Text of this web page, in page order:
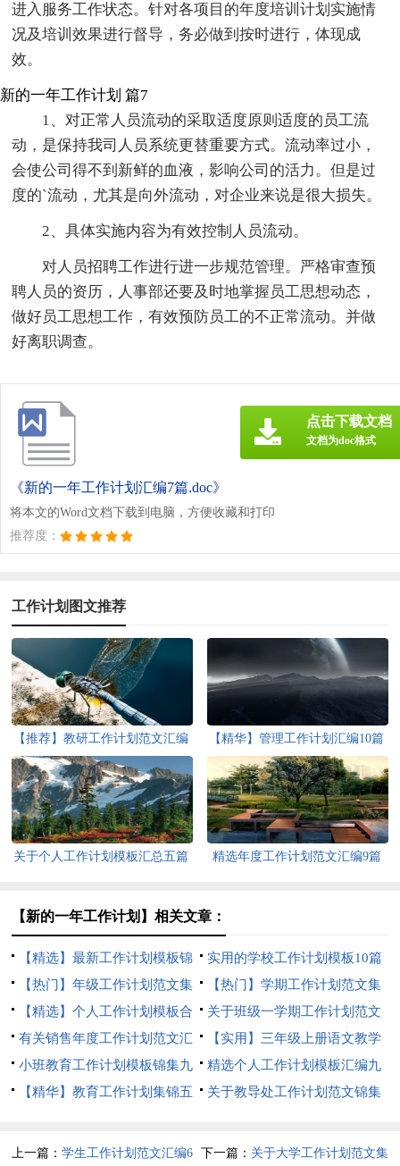
进入服务工作状态。针对各项目的年度培训计划实施情
况及培训效果进行督导，务必做到按时进行，体现成
效。
新的一年工作计划 篇7
1、对正常人员流动的采取适度原则适度的员工流
动，是保持我司人员系统更替重要方式。流动率过小，
会使公司得不到新鲜的血液，影响公司的活力。但是过
度的`流动，尤其是向外流动，对企业来说是很大损失。
2、具体实施内容为有效控制人员流动。
对人员招聘工作进行进一步规范管理。严格审查预
聘人员的资历，人事部还要及时地掌握员工思想动态，
做好员工思想工作，有效预防员工的不正常流动。并做
好离职调查。
《新的一年工作计划汇编7篇.doc》
将本文的Word文档下载到电脑，方便收藏和打印
推荐度：
点击下载文档
文档为doc格式
工作计划图文推荐
【推荐】教研工作计划范文汇编
五篇
【精华】管理工作计划汇编10篇
关于个人工作计划模板汇总五篇 精选年度工作计划范文汇编9篇
【新的一年工作计划】相关文章：
【精选】最新工作计划模板锦
集八篇
实用的学校工作计划模板10篇
【热门】年级工作计划范文集
合八篇
【热门】学期工作计划范文集
锦8篇
【精选】个人工作计划模板合
集7篇
关于班级一学期工作计划范文
锦集九篇
有关销售年度工作计划范文汇
总九篇
【实用】三年级上册语文教学
工作计划3篇
小班教育工作计划模板锦集九
篇
精选个人工作计划模板汇编九
篇
【精华】教育工作计划集锦五
关于教导处工作计划范文锦集
上一篇：学生工作计划范文汇编6 下一篇： 关于大学工作计划范文集